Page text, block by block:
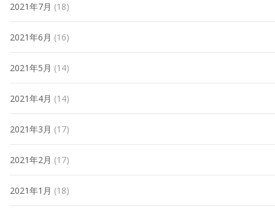
2021年7月 (18)
2021年6月 (16)
2021年5月 (14)
2021年4月 (14)
2021年3月 (17)
2021年2月 (17)
2021年1月 (18)